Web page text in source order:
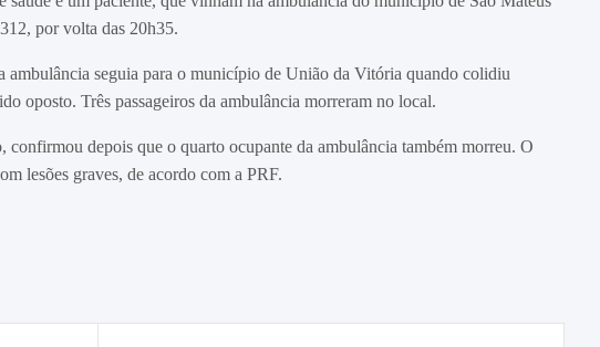
por volta das 20h35.
seguia para o município de União da Vitória quando colidiu
oposto. Três passageiros da ambulância morreram no local.
confirmou depois que o quarto ocupante da ambulância também morreu. O
lesões graves, de acordo com a PRF.